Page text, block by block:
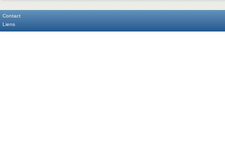
Contact
Liens